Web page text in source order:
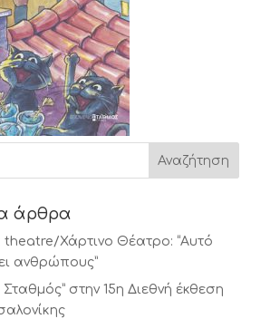
άρθρα
theatre/Χάρτινο Θέατρο: “Αυτό
ανθρώπους”
στην 15η Διεθνή έκθεση